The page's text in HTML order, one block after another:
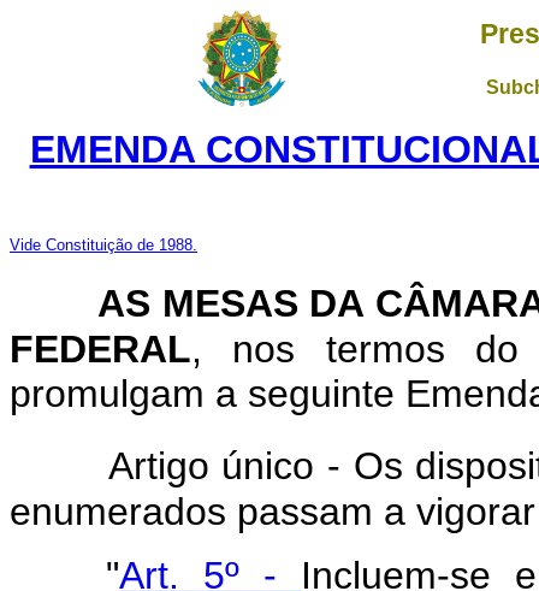
EMENDA
Vide Constituição de 1988.
AS MESAS DA
FEDERAL, nos termos do
promulgam a seguinte
Artigo único - Os
enumerados passam a
"Art. 5º - Incluem-se